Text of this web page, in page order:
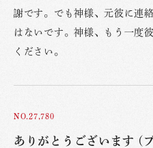
謝です。でも神様、元彼に連
はないです。神様、もう一度
ください。
NO.27,780
ありがとうございます (